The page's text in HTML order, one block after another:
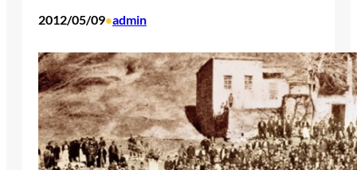
2012/05/09•admin